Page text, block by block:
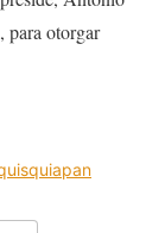
para otorgar